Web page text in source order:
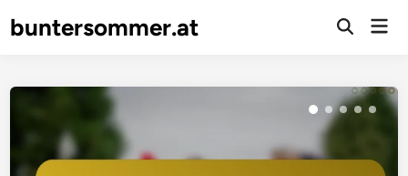
tobuntersommer.at
Open